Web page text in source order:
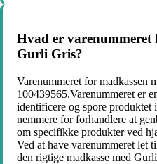
Hvad er varenummeret
Gurli Gris?
Varenummeret for madkassen
100439565.Varenummeret er
identificere og spore
nemmere for forhandlere at
om specifikke produkter ved
Ved at have varenummeret let
den rigtige madkasse med